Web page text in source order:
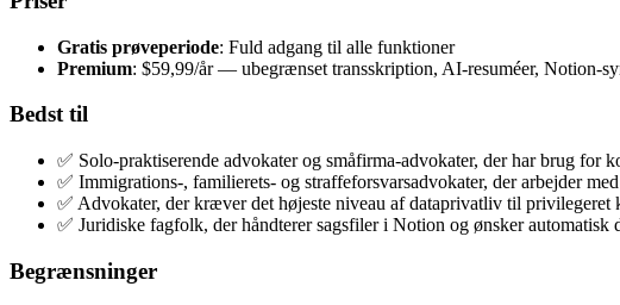
Gratis prøveperiode: Fuld adgang til alle funktioner
Premium: $59,99/år — ubegrænset transskription, AI-resuméer, Notion-
Bedst til
✅ Solo-praktiserende advokater og småfirma-advokater, der har brug for
✅ Immigrations-, familierets- og straffeforsvarsadvokater, der arbejder
✅ Advokater, der kræver det højeste niveau af dataprivatliv til privilegeret
✅ Juridiske fagfolk, der håndterer sagsfiler i Notion og ønsker automatisk
Begrænsninger